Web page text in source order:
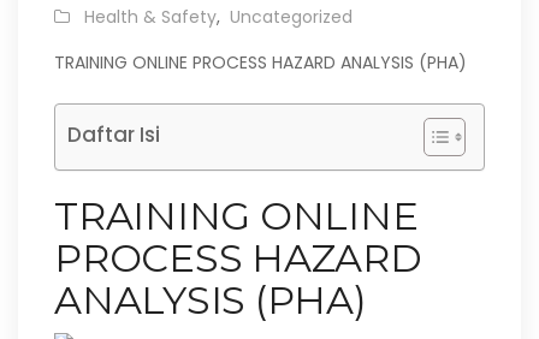
Health & Safety, Uncategorized
TRAINING ONLINE PROCESS HAZARD ANALYSIS (PHA)
Daftar Isi
TRAINING ONLINE
PROCESS HAZARD
ANALYSIS (PHA)